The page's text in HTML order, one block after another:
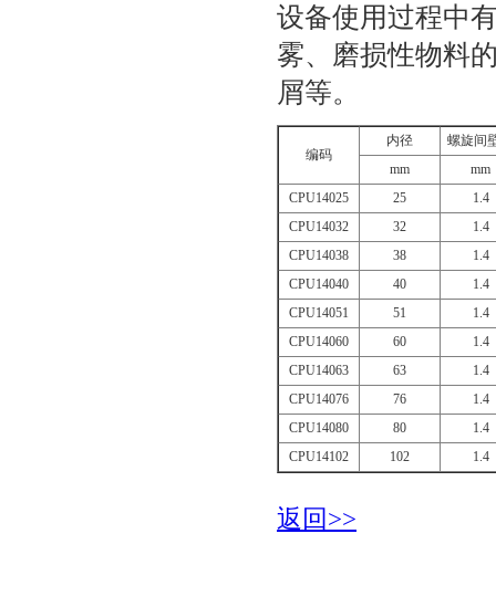
设备使用过程中
雾、磨损性物料
屑等。
编码
内径
螺旋间
mm
mm
CPU14025
25
1.4
CPU14032
32
1.4
CPU14038
38
1.4
CPU14040
40
1.4
CPU14051
51
1.4
CPU14060
60
1.4
CPU14063
63
1.4
CPU14076
76
1.4
CPU14080
80
1.4
CPU14102
102 1.4
返回>>